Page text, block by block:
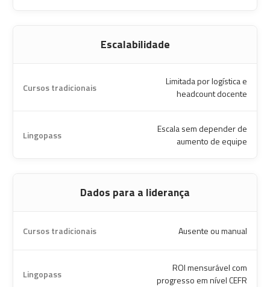
Escalabilidade
Limitada por logística e
headcount docente
Escala sem depender de
aumento de equipe
Dados para a liderança
Ausente ou manual
ROI mensurável com
progresso em nível CEFR